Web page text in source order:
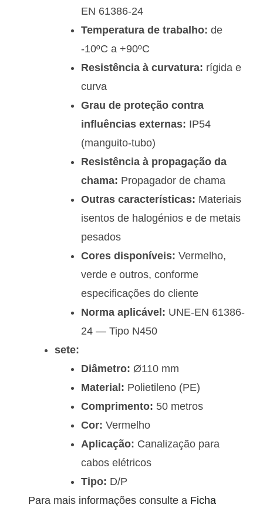
EN 61386-24
Temperatura de trabalho: de
-10ºC a +90ºC
Resistência à curvatura: rígida e
curva
Grau de proteção contra
influências externas: IP54
(manguito-tubo)
Resistência à propagação da
chama: Propagador de chama
Outras características: Materiais
isentos de halogénios e de metais
pesados
Cores disponíveis: Vermelho,
verde e outros, conforme
especificações do cliente
Norma aplicável: UNE-EN 61386-
24 — Tipo N450
sete:
Diâmetro: Ø110 mm
Material: Polietileno (PE)
Comprimento: 50 metros
Cor: Vermelho
Aplicação: Canalização para
cabos elétricos
Tipo: D/P
Para mais informações consulte a Ficha